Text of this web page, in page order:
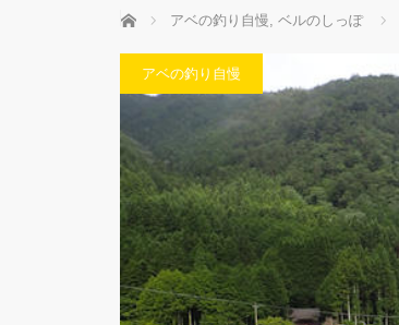
ホーム アベの釣り自慢, ベルのしっぽ
アベの釣り自慢